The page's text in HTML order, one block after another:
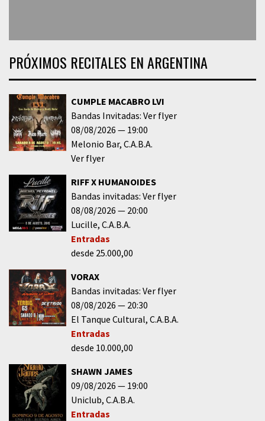
PRÓXIMOS RECITALES EN ARGENTINA
CUMPLE MACABRO LVI
Bandas Invitadas: Ver flyer
08/08/2026
19:00
Melonio Bar C.A.B.A.
Ver flyer
RIFF X HUMANOIDES
Bandas invitadas: Ver flyer
08/08/2026
20:00
Lucille C.A.B.A.
Entradas
desde 25.000,00
VORAX
Bandas invitadas: Ver flyer
08/08/2026
20:30
El Tanque Cultural C.A.B.A.
Entradas
desde 10.000,00
SHAWN JAMES
09/08/2026
19:00
Uniclub C.A.B.A.
Entradas